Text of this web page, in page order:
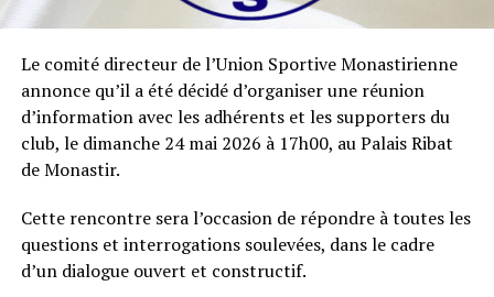
Le comité directeur de l’Union Sportive Monastirienne
annonce qu’il a été décidé d’organiser une réunion
d’information avec les adhérents et les supporters du
club, le dimanche 24 mai 2026 à 17h00, au Palais Ribat
de Monastir.
Cette rencontre sera l’occasion de répondre à toutes les
questions et interrogations soulevées, dans le cadre
d’un dialogue ouvert et constructif.